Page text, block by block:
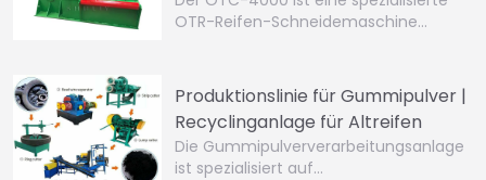
OTR-Reifen-Schneidemaschine…
Produktionslinie für Gummipulver |
Recyclinganlage für Altreifen
Die Gummipulververarbeitungsanlage
ist spezialisiert auf…